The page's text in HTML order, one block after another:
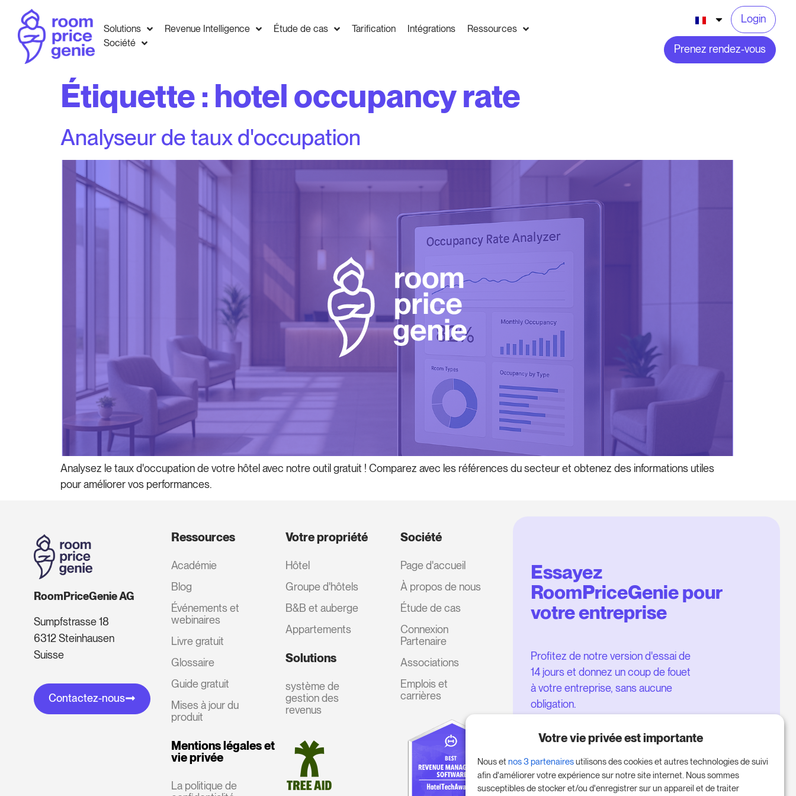
Solutions Revenue Intelligence Étude de cas Tarification Intégrations
Ressources
Société
Login
Prenez rendez-vous
Étiquette : hotel occupancy rate
Analyseur de taux d'occupation
Analysez le taux d'occupation de votre hôtel avec notre outil gratuit ! Comparez avec les références du secteur et obtenez des informations utiles
pour améliorer vos performances.
RoomPriceGenie AG
Sumpfstrasse 18
6312 Steinhausen
Suisse
Contactez-nous
Ressources
Académie
Blog
Événements et
webinaires
Livre gratuit
Glossaire
Guide gratuit
Mises à jour du
produit
Mentions légales et
vie privée
La politique de
Votre propriété
Hôtel
Groupe d'hôtels
B&B et auberge
Appartements
Solutions
système de
gestion des
revenus
Société
Page d'accueil
À propos de nous
Étude de cas
Connexion
Partenaire
Associations
Emplois et
carrières
Essayez
RoomPriceGenie pour
votre entreprise
Profitez de notre version d'essai de
14 jours et donnez un coup de fouet
à votre entreprise, sans aucune
obligation.
commencer votre essai gratuit de
14 jours.
Votre vie privée est importante
Nous etnos 3 partenairesutilisons des cookies et autres technologies de suivi
afin d'améliorer votre expérience sur notre site internet. Nous sommes
susceptibles de stocker et/ou d'enregistrer sur un appareil et de traiter